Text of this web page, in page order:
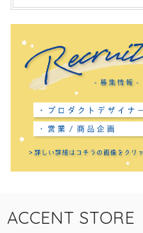
ACCENT STORE